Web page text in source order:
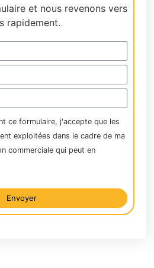
et nous revenons vers
rapidement.
ce formulaire, j'accepte que les
exploitées dans le cadre de ma
commerciale qui peut en
Envoyer